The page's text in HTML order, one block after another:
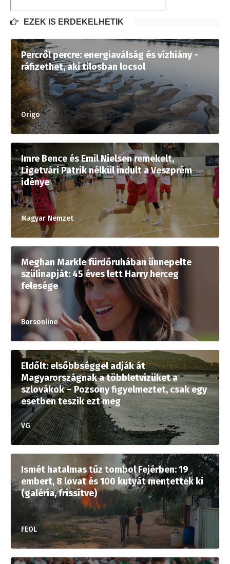
EZEK IS ÉRDEKELHETIK
Percről percre: energiaválság és vízhiány -
ráfizethet, aki tilosban locsol
Origo
Imre Bence és Emil Nielsen remekelt,
Ligetvári Patrik nélkül indult a Veszprém
idénye
Magyar Nemzet
Meghan Markle fürdőruhában ünnepelte
szülinapját: 45 éves lett Harry herceg
felesége
Borsonline
Eldőlt: elsőbbséggel adják át
Magyarországnak a többletvizüket a
szlovákok – Pozsony figyelmeztet, csak egy
esetben teszik ezt meg
VG
Ismét hatalmas tűz tombol Fejérben: 19
embert, 8 lovat és 100 kutyát mentettek ki
(galéria, frissítve)
FEOL